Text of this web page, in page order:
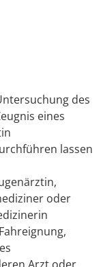
des
eines
lassen
oder